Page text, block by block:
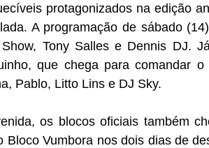
protagonizados na edição
A programação de sábado
Tony Salles e Dennis DJ.
que chega para comandar
Pablo, Litto Lins e DJ Sky.
os blocos oficiais também
Bloco Vumbora nos dois dias de